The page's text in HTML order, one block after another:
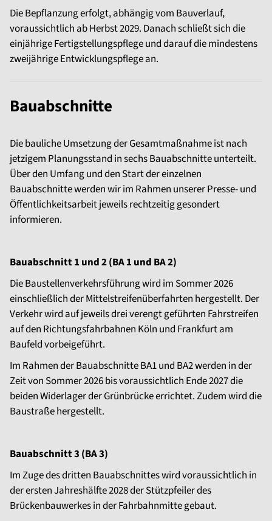
Die Bepflanzung erfolgt, abhängig vom Bauverlauf,
voraussichtlich ab Herbst 2029. Danach schließt sich die
einjährige Fertigstellungspflege und darauf die mindestens
zweijährige Entwicklungspflege an.
Bauabschnitte
Die bauliche Umsetzung der Gesamtmaßnahme ist nach
jetzigem Planungsstand in sechs Bauabschnitte unterteilt.
Über den Umfang und den Start der einzelnen
Bauabschnitte werden wir im Rahmen unserer Presse- und
Öffentlichkeitsarbeit jeweils rechtzeitig gesondert
informieren.
Bauabschnitt 1 und 2 (BA 1 und BA 2)
Die Baustellenverkehrsführung wird im Sommer 2026
einschließlich der Mittelstreifenüberfahrten hergestellt. Der
Verkehr wird auf jeweils drei verengt geführten Fahrstreifen
auf den Richtungsfahrbahnen Köln und Frankfurt am
Baufeld vorbeigeführt.
Im Rahmen der Bauabschnitte BA1 und BA2 werden in der
Zeit von Sommer 2026 bis voraussichtlich Ende 2027 die
beiden Widerlager der Grünbrücke errichtet. Zudem wird die
Baustraße hergestellt.
Bauabschnitt 3 (BA 3)
Im Zuge des dritten Bauabschnittes wird voraussichtlich in
der ersten Jahreshälfte 2028 der Stützpfeiler des
Brückenbauwerkes in der Fahrbahnmitte gebaut.